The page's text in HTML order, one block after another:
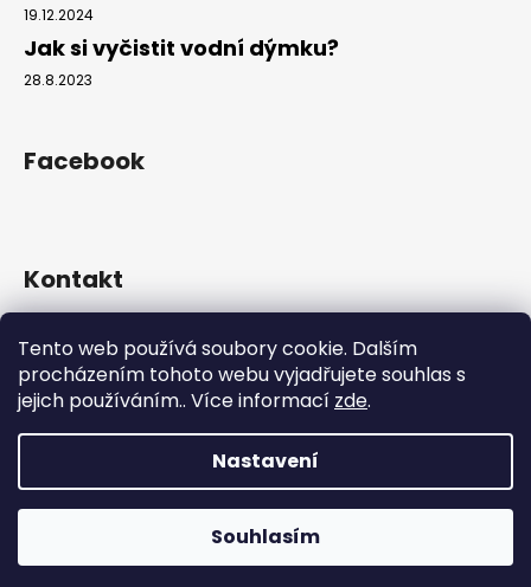
Tento web používá soubory cookie. Dalším
procházením tohoto webu vyjadřujete souhlas s
jejich používáním.. Více informací zde.
Nastavení
Souhlasím
19.12.2024
Jak si vyčistit vodní dýmku?
28.8.2023
Facebook
Kontakt
+420 739 522 572
hookah_gang.cz/
Copyright 2026Hookah Gang. Všechna práva vyhrazena.